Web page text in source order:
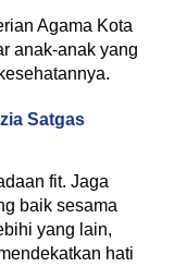
Agama Kota
anak-anak yang
Satgas
fit. Jaga
baik sesama
yang lain,
hati